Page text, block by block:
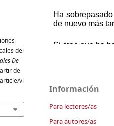
del
De
de
vi
Información
Para lectores/as
Para autores/as